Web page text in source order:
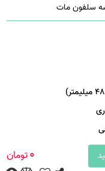
سلفون مات
0تومان